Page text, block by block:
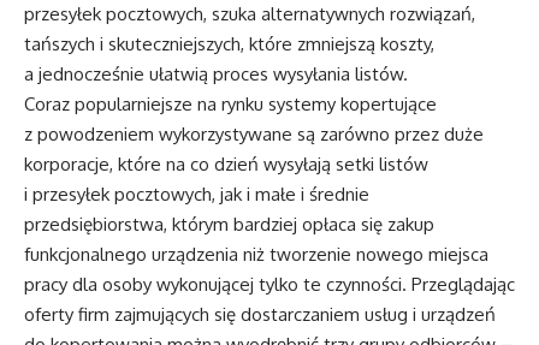
przesyłek pocztowych, szuka alternatywnych rozwiązań,
tańszych i skuteczniejszych, które zmniejszą koszty,
a jednocześnie ułatwią proces wysyłania listów.
Coraz popularniejsze na rynku systemy kopertujące
z powodzeniem wykorzystywane są zarówno przez duże
korporacje, które na co dzień wysyłają setki listów
i przesyłek pocztowych, jak i małe i średnie
przedsiębiorstwa, którym bardziej opłaca się zakup
funkcjonalnego urządzenia niż tworzenie nowego miejsca
pracy dla osoby wykonującej tylko te czynności. Przeglądając
oferty firm zajmujących się dostarczaniem usług i urządzeń